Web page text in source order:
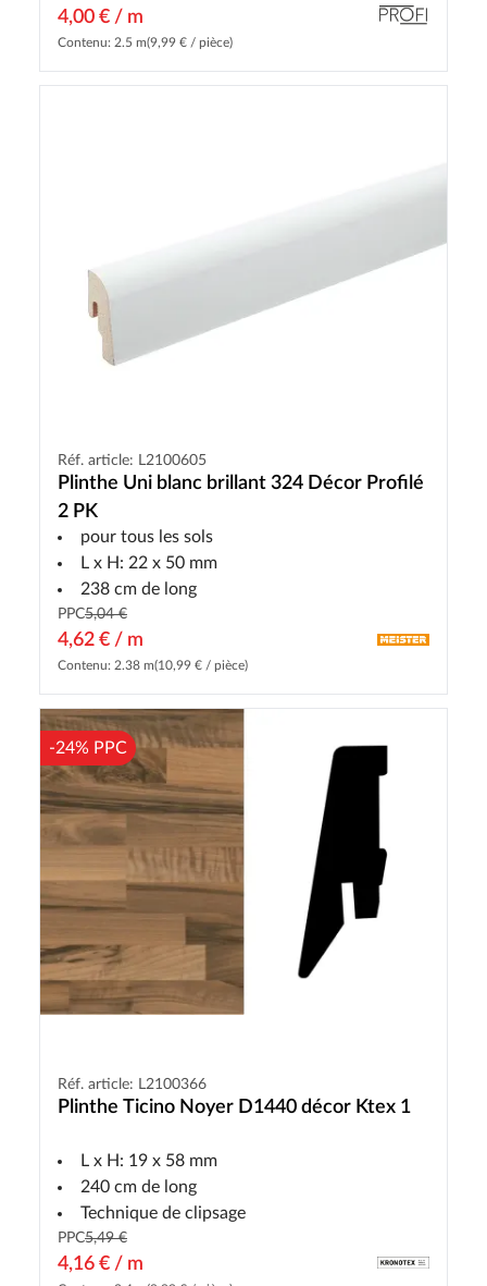
4,00 € / m
Contenu: 2.5 m(9,99 € / pièce)
Réf. article: L2100605
Plinthe Uni blanc brillant 324 Décor Profilé
2 PK
pour tous les sols
L x H: 22 x 50 mm
238 cm de long
PPC5,04 €
4,62 € / m
Contenu: 2.38 m(10,99 € / pièce)
-24% PPC
Réf. article: L2100366
Plinthe Ticino Noyer D1440 décor Ktex 1
L x H: 19 x 58 mm
240 cm de long
Technique de clipsage
PPC5,49 €
4,16 € / m